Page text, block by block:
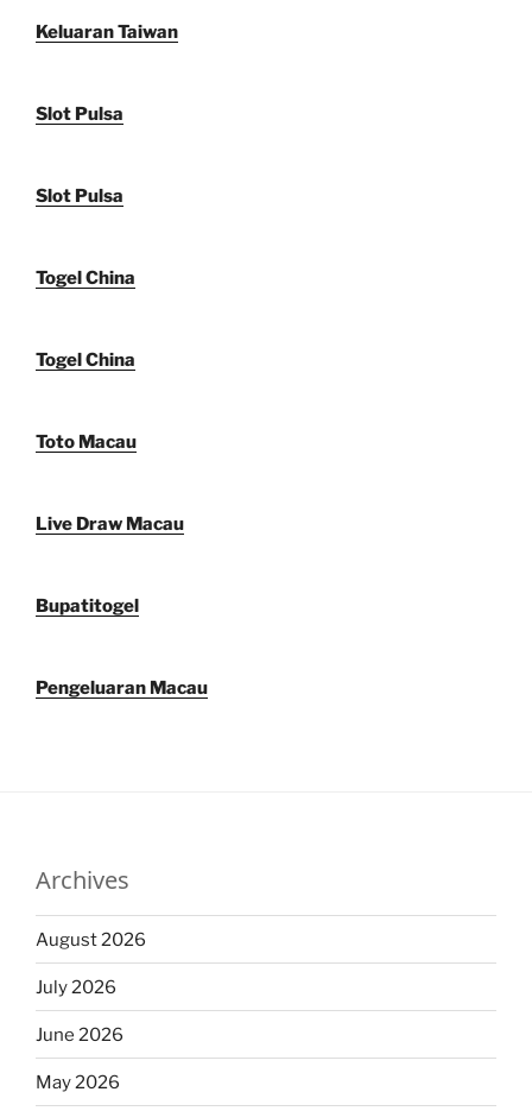
Keluaran Taiwan
Slot Pulsa
Slot Pulsa
Togel China
Togel China
Toto Macau
Live Draw Macau
Bupatitogel
Pengeluaran Macau
Archives
August 2026
July 2026
June 2026
May 2026